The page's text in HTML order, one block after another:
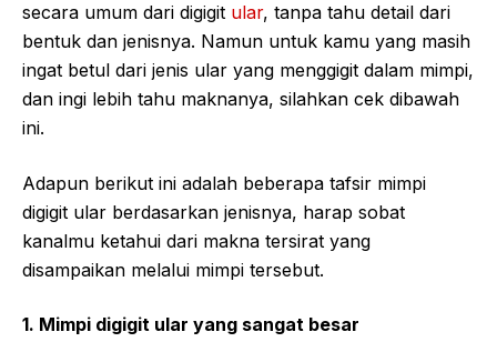
secara umum dari digigit ular, tanpa tahu detail dari
bentuk dan jenisnya. Namun untuk kamu yang masih
ingat betul dari jenis ular yang menggigit dalam mimpi,
dan ingi lebih tahu maknanya, silahkan cek dibawah
ini.
Adapun berikut ini adalah beberapa tafsir mimpi
digigit ular berdasarkan jenisnya, harap sobat
kanalmu ketahui dari makna tersirat yang
disampaikan melalui mimpi tersebut.
1. Mimpi digigit ular yang sangat besar